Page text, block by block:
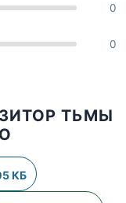
0
0
ТЬМЫ
КБ